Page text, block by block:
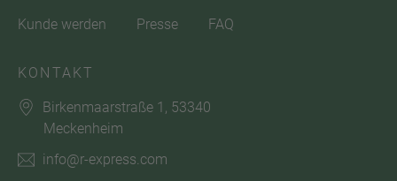
Kunde werden Presse FAQ
KONTAKT
Birkenmaarstraße 1, 53340
Meckenheim
info@r-express.com